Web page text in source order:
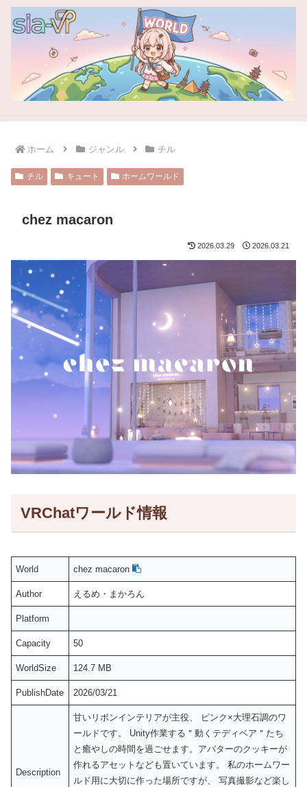
ホーム ジャンル チル
チル キュート ホームワールド
chez macaron
2026.03.29 2026.03.21
VRChatワールド情報
World chez macaron
Author えるめ・まかろん
Platform
Capacity 50
WorldSize 124.7 MB
PublishDate 2026/03/21
Description
甘いリボンインテリアが主役、 ピンク×大理石調のワ
ールドです。 Unity作業する＂動くテディベア＂たち
と癒やしの時間を過ごせます。アバターのクッキーが
作れるアセットなども置いています。 私のホームワー
ルド用に大切に作った場所ですが、 写真撮影など楽し